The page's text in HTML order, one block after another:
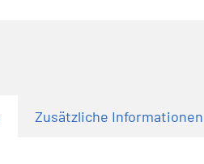
Zusätzliche Informationen